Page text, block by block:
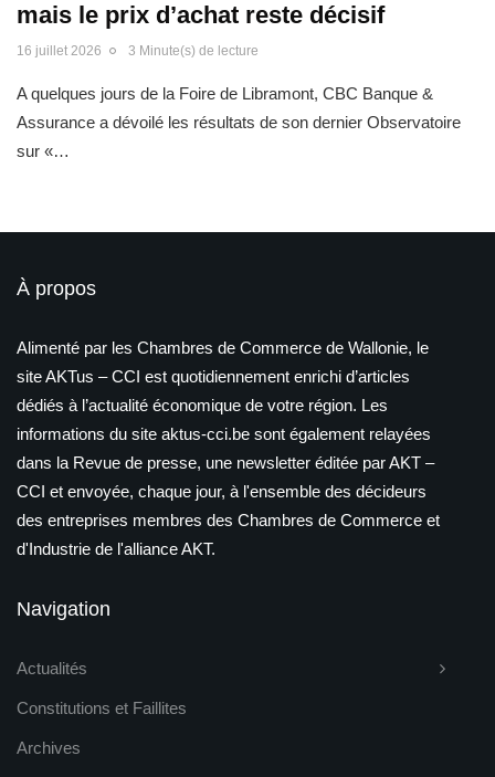
mais le prix d’achat reste décisif
16 juillet 2026 3 Minute(s) de lecture
A quelques jours de la Foire de Libramont, CBC Banque &
Assurance a dévoilé les résultats de son dernier Observatoire
sur «…
À propos
Alimenté par les Chambres de Commerce de Wallonie, le
site AKTus – CCI est quotidiennement enrichi d’articles
dédiés à l’actualité économique de votre région. Les
informations du site aktus-cci.be sont également relayées
dans la Revue de presse, une newsletter éditée par AKT –
CCI et envoyée, chaque jour, à l'ensemble des décideurs
des entreprises membres des Chambres de Commerce et
d'Industrie de l'alliance AKT.
Navigation
Actualités
Constitutions et Faillites
Archives